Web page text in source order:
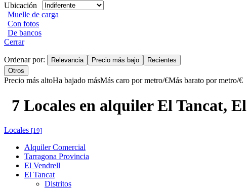
Ubicación
Muelle de carga
Con fotos
De bancos
Cerrar
Ordenar por: Relevancia Precio más bajo
Recientes
Otros
Precio más altoHa bajado másMás caro por metro/€Más barato por metro/€
7 Locales en alquiler El Tancat,
Locales [19]
Alquiler Comercial
Tarragona Provincia
El Vendrell
El Tancat
Distritos